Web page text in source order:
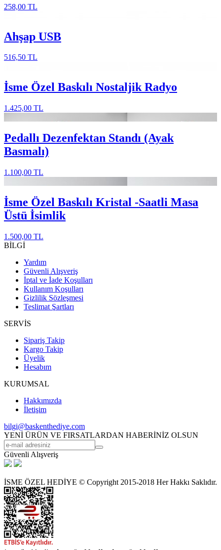
258,00 TL
Ahşap USB
516,50 TL
İsme Özel Baskılı Nostaljik Radyo
1.425,00 TL
Pedallı Dezenfektan Standı (Ayak
Basmalı)
1.100,00 TL
İsme Özel Baskılı Kristal -Saatli Masa
Üstü İsimlik
1.500,00 TL
BİLGİ
Yardım
Güvenli Alışveriş
İptal ve İade Koşulları
Kullanım Koşulları
Gizlilik Sözleşmesi
Teslimat Şartları
SERVİS
Sipariş Takip
Kargo Takip
Üyelik
Hesabım
KURUMSAL
Hakkımızda
İletişim
bilgi@baskenthediye.com
YENİ ÜRÜN VE FIRSATLARDAN HABERİNİZ OLSUN
Güvenli Alışveriş
İSME ÖZEL HEDİYE © Copyright 2015-2018 Her Hakkı Saklıdır.